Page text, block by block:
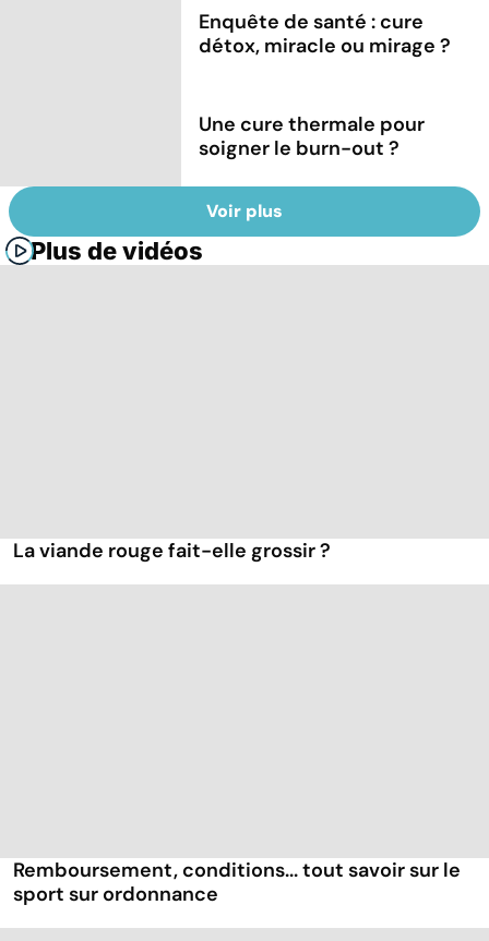
Enquête de santé : cure
détox, miracle ou mirage ?
Une cure thermale pour
soigner le burn-out ?
Voir plus
Plus de vidéos
La viande rouge fait-elle grossir ?
Remboursement, conditions... tout savoir sur le
sport sur ordonnance